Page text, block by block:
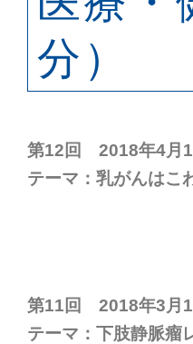
分）
第12回 2018年4月
テーマ：乳がんはこ
第11回 2018年3月
テーマ：下肢静脈瘤